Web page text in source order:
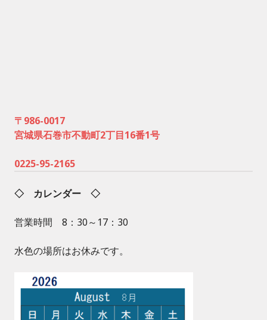
〒986-0017
宮城県石巻市不動町2丁目16番1号
0225-95-2165
◇ カレンダー ◇
営業時間 8：30～17：30
水色の場所はお休みです。